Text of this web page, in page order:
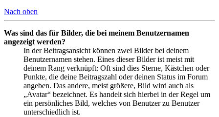
Nach oben
Was sind das für Bilder, die bei meinem Benutzernamen
angezeigt werden?
In der Beitragsansicht können zwei Bilder bei deinem
Benutzernamen stehen. Eines dieser Bilder ist meist mit
deinem Rang verknüpft: Oft sind dies Sterne, Kästchen oder
Punkte, die deine Beitragszahl oder deinen Status im Forum
angeben. Das andere, meist größere, Bild wird auch als
„Avatar“ bezeichnet. Es handelt sich hierbei in der Regel um
ein persönliches Bild, welches von Benutzer zu Benutzer
unterschiedlich ist.